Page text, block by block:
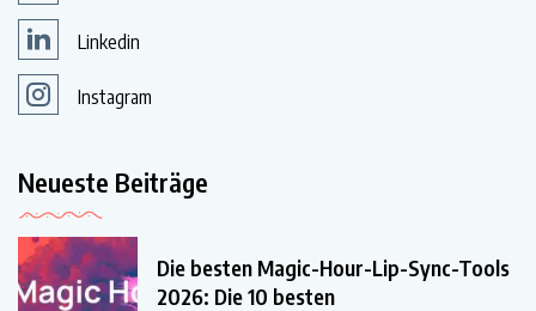
Linkedin
Instagram
Neueste Beiträge
Die besten Magic-Hour-Lip-Sync-Tools
2026: Die 10 besten